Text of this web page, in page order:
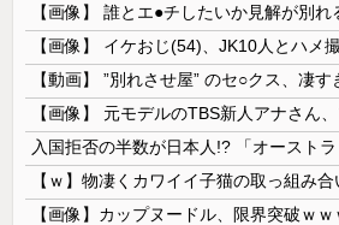
【画像】 誰とエ●チしたいか見解が別れ
【画像】 元モデルのTBS新人アナさん
【ｗ】物凄くカワイイ子猫の取っ組み合
【画像】カップヌードル、限界突破ｗｗ